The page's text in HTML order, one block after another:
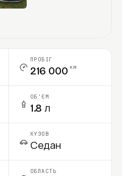
ПРОБІГ
216 000 км
ОБ'ЄМ
1.8 л
КУЗОВ
Седан
ОБЛАСТЬ